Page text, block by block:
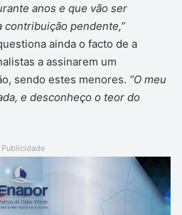
anos e que vão ser
contribuição pendente,”
ainda o facto de a
a assinarem um
sendo estes menores. “O meu
e desconheço o teor do
Publicidade